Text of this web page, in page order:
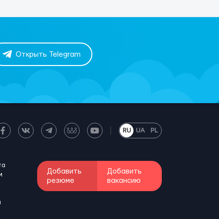
Открыть Telegram
RU UA PL
Добавить
резюме
Добавить
вакансию